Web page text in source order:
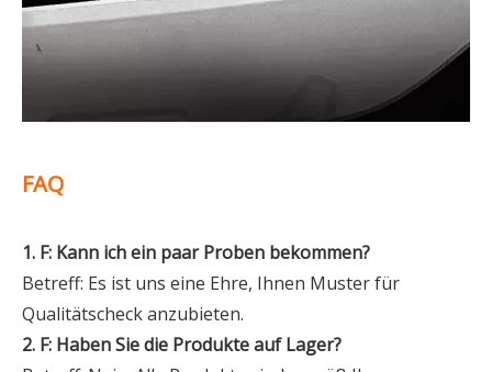
FAQ
1. F: Kann ich ein paar Proben bekommen?
Betreff: Es ist uns eine Ehre, Ihnen Muster für
Qualitätscheck anzubieten.
2. F: Haben Sie die Produkte auf Lager?